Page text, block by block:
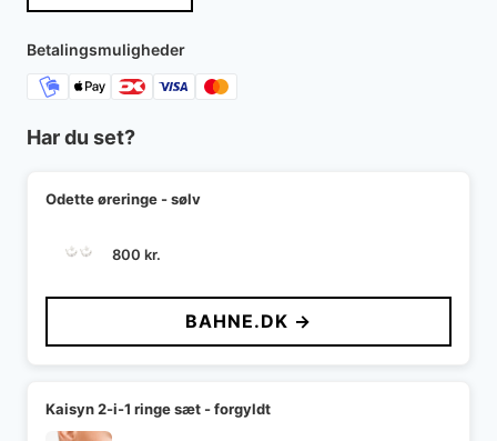
Betalingsmuligheder
Har du set?
Odette øreringe - sølv
800 kr.
BAHNE.DK →
Kaisyn 2-i-1 ringe sæt - forgyldt